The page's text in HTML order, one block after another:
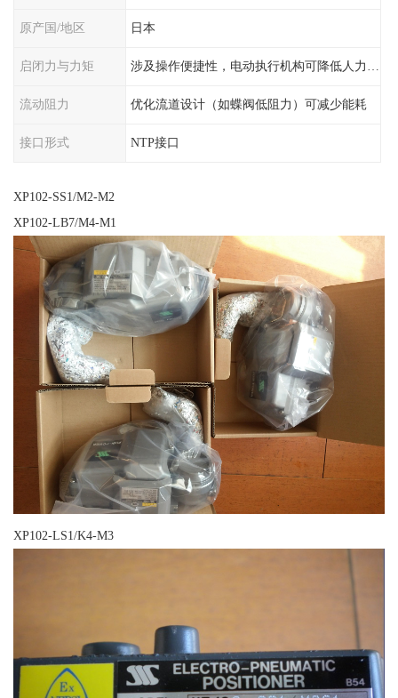
原产国/地区 日本
启闭力与力矩
流动阻力 优化流道设计（如蝶阀低阻力）可减少能耗
接口形式 NTP接口
XP102-SS1/M2-M2
XP102-LB7/M4-M1
XP102-LS1/K4-M3